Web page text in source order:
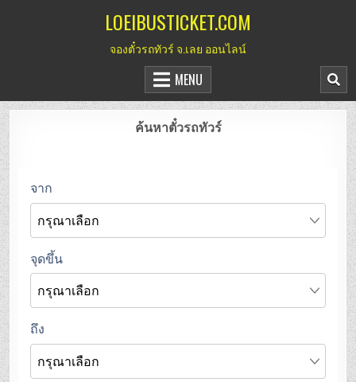
LOEIBUSTICKET.COM
จองตั๋วรถทัวร์ จ.เลย ออนไลน์
MENU
ค้นหาตั๋วรถทัวร์